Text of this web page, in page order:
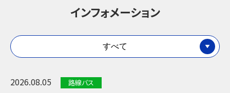
インフォメーション
すべて
2026.08.05 路線バス